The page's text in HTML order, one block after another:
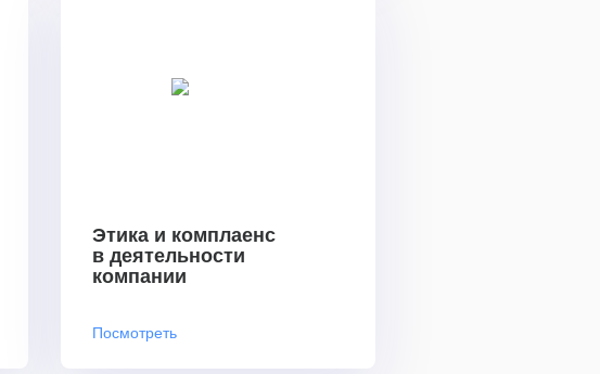
Этика и комплаенс
в деятельности
компании
Посмотреть